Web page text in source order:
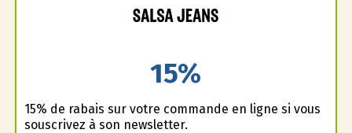
15%
15% de rabais sur votre commande en ligne si vous
souscrivez à son newsletter.